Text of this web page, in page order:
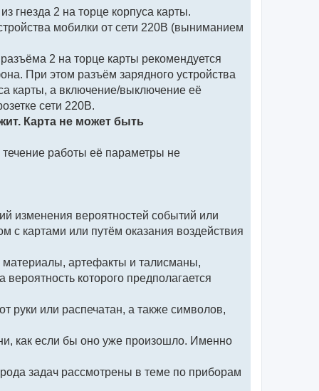
гнезда 2 на торце корпуса карты.
мобилки от сети 220В (выниманием
2 на торце карты рекомендуется
При этом разъём зарядного устройства
карты, а включение/выключение её
сети 220В.
Карта не может быть
течение работы её параметры не
изменения вероятностей событий или
с картами или путём оказания воздействия
артефакты и талисманы,
которого предполагается
руки или распечатан, а также символов,
как если бы оно уже произошло. Именно
задач рассмотрены в теме по приборам